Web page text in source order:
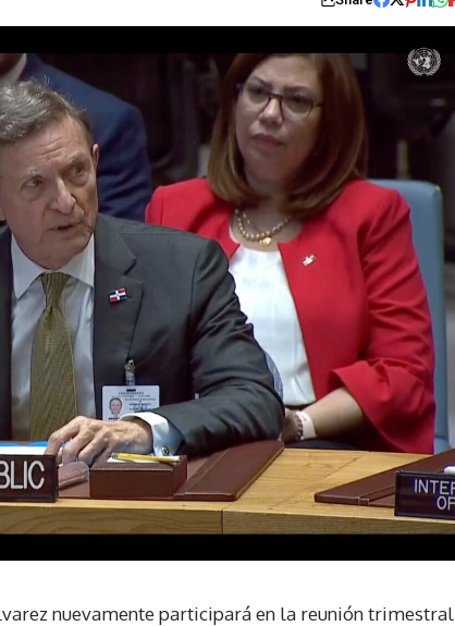
nuevamente participará en la reunión trimestral